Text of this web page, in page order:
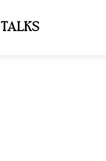
TALKS